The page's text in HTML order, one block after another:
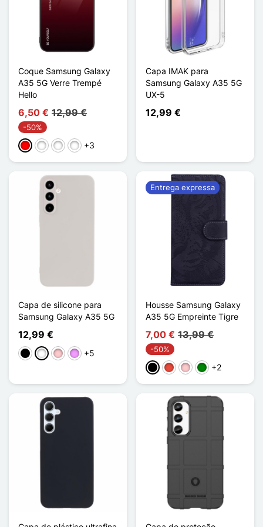
Coque Samsung Galaxy
A35 5G Verre Trempé
Hello
6,50 € 12,99 €
-50%
Rouge / Noir
Cyan/Bleu
Violet / Bleu
Bleu / Rose
+3
Capa IMAK para
Samsung Galaxy A35 5G
UX-5
12,99 €
Capa de silicone para
Samsung Galaxy A35 5G
12,99 €
PretoBrancoRosaVioleta ligeira
+5
Housse Samsung Galaxy
A35 5G Empreinte Tigre
7,00 € 13,99 €
-50%
PretoVermelho
RosaVerde
+2
Entrega expressa